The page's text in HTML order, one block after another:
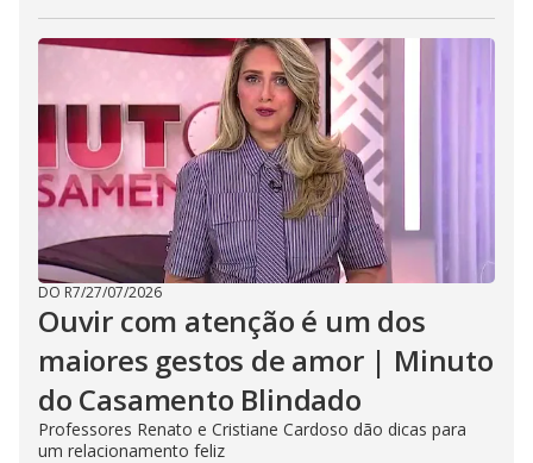
DO R7/27/07/2026
Ouvir com atenção é um dos
maiores gestos de amor | Minuto
do Casamento Blindado
Professores Renato e Cristiane Cardoso dão dicas para
um relacionamento feliz